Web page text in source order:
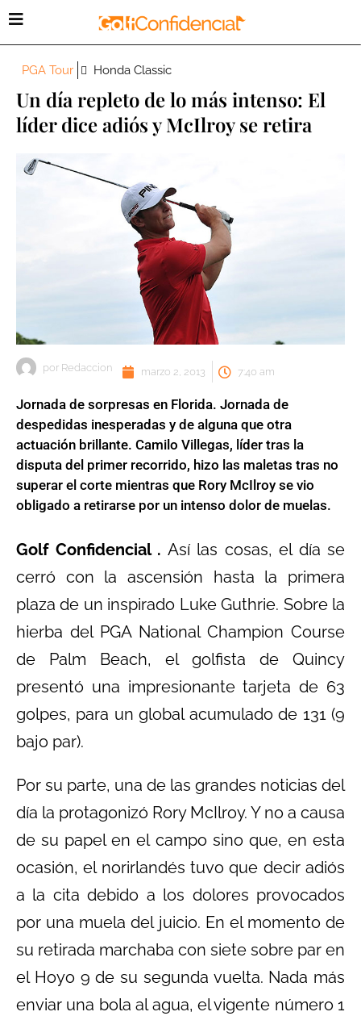
PGA Tour Honda Classic
Un día repleto de lo más intenso: El
líder dice adiós y McIlroy se retira
por Redaccion marzo 2, 2013 7:40 am
Jornada de sorpresas en Florida. Jornada de
despedidas inesperadas y de alguna que otra
actuación brillante. Camilo Villegas, líder tras la
disputa del primer recorrido, hizo las maletas tras no
superar el corte mientras que Rory McIlroy se vio
obligado a retirarse por un intenso dolor de muelas.
Golf Confidencial . Así las cosas, el día se
cerró con la ascensión hasta la primera
plaza de un inspirado Luke Guthrie. Sobre la
hierba del PGA National Champion Course
de Palm Beach, el golfista de Quincy
presentó una impresionante tarjeta de 63
golpes, para un global acumulado de 131 (9
bajo par).
Por su parte, una de las grandes noticias del
día la protagonizó Rory McIlroy. Y no a causa
de su papel en el campo sino que, en esta
ocasión, el norirlandés tuvo que decir adiós
a la cita debido a los dolores provocados
por una muela del juicio. En el momento de
su retirada marchaba con siete sobre par en
el Hoyo 9 de su segunda vuelta. Nada más
enviar una bola al agua, el vigente número 1